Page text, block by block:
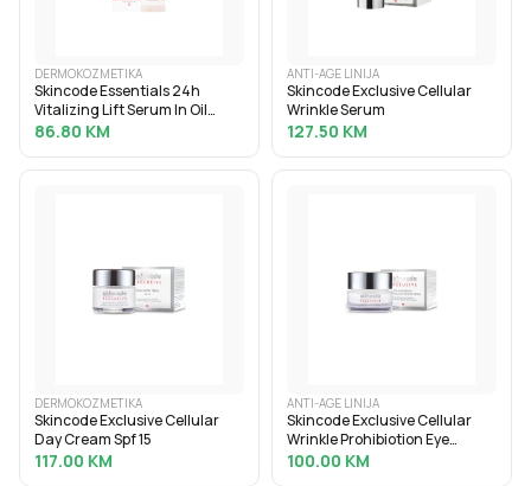
DERMOKOZMETIKA
Skincode Essentials 24h
Vitalizing Lift Serum In Oil
28ml
86.80 KM
ANTI-AGE LINIJA
Skincode Exclusive Cellular
Wrinkle Serum
127.50 KM
DERMOKOZMETIKA
Skincode Exclusive Cellular
Day Cream Spf 15
117.00 KM
ANTI-AGE LINIJA
Skincode Exclusive Cellular
Wrinkle Prohibiotion Eye
Cream 15ml
100.00 KM